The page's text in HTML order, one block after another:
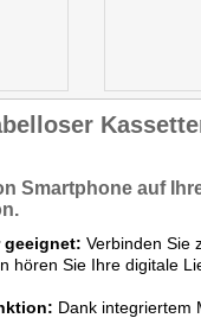
Smartphone auf
.
geeignet: Verbinden Sie
hören Sie Ihre digitale
Dank integriertem